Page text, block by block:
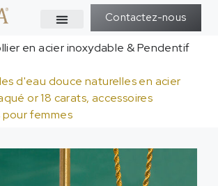
Contactez-nous
en acier inoxydable & Pendentif
d'eau douce naturelles en acier
or 18 carats, accessoires
femmes